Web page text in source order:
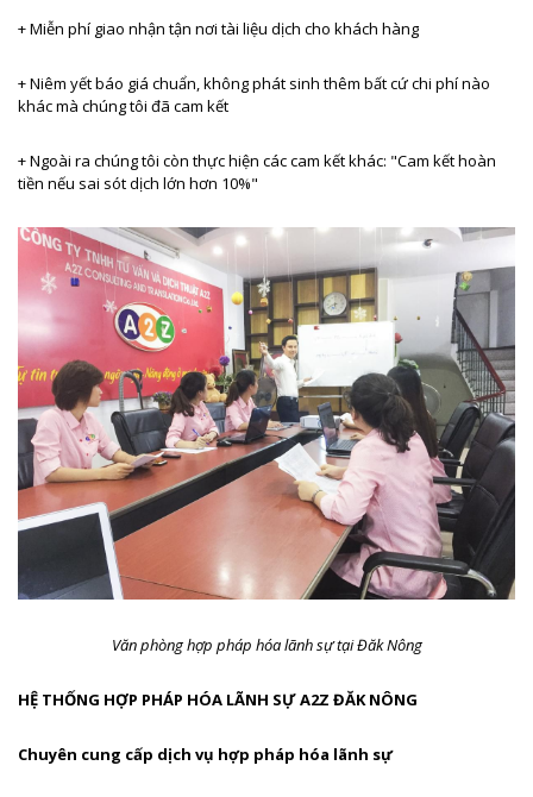
+ Miễn phí giao nhận tận nơi tài liệu dịch cho khách hàng
+ Niêm yết báo giá chuẩn, không phát sinh thêm bất cứ chi phí nào
khác mà chúng tôi đã cam kết
+ Ngoài ra chúng tôi còn thực hiện các cam kết khác: "Cam kết hoàn
tiền nếu sai sót dịch lớn hơn 10%"
Văn phòng hợp pháp hóa lãnh sự tại Đăk Nông
HỆ THỐNG HỢP PHÁP HÓA LÃNH SỰ A2Z ĐĂK NÔNG
Chuyên cung cấp dịch vụ hợp pháp hóa lãnh sự